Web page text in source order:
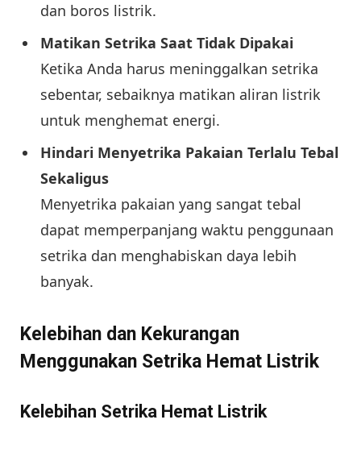
dan boros listrik.
Matikan Setrika Saat Tidak Dipakai
Ketika Anda harus meninggalkan setrika
sebentar, sebaiknya matikan aliran listrik
untuk menghemat energi.
Hindari Menyetrika Pakaian Terlalu Tebal
Sekaligus
Menyetrika pakaian yang sangat tebal
dapat memperpanjang waktu penggunaan
setrika dan menghabiskan daya lebih
banyak.
Kelebihan dan Kekurangan
Menggunakan Setrika Hemat Listrik
Kelebihan Setrika Hemat Listrik